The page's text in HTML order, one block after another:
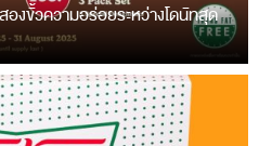
งขั้วความอร่อยระหว่างโดนัทสุด